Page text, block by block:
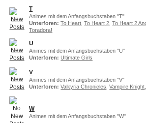
T
Animes mit dem Anfangsbuchstaben "T"
Unterforen: To Heart ,To Heart 2 ,To Heart 2
Toradora!
U
Animes mit dem Anfangsbuchstaben "U"
Unterforen: Ultimate Girls
V
Animes mit dem Anfangsbuchstaben "V"
Unterforen: Valkyria Chronicles ,Vampire Knight
W
Animes mit dem Anfangsbuchstaben "W"